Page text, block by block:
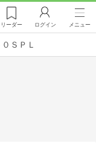
リーダー ログイン メニュー
ＳＰＬ